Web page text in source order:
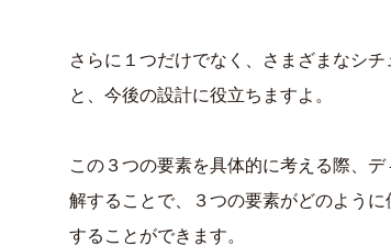
さらに１つだけでなく、さまざまなシ
と、今後の設計に役立ちますよ。
この３つの要素を具体的に考える際、
解することで、３つの要素がどのよう
することができます。